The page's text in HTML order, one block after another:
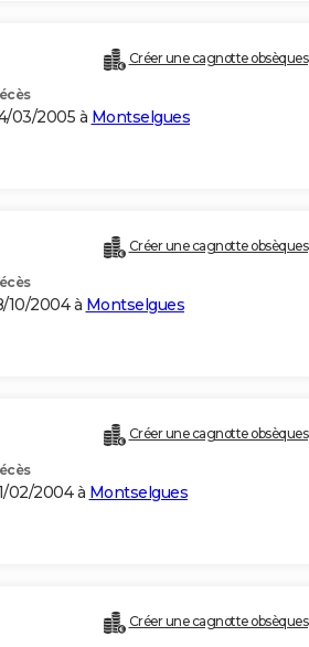
Créer une cagnotte obsèques
03/2005 à Montselgues
Créer une cagnotte obsèques
10/2004 à Montselgues
Créer une cagnotte obsèques
02/2004 à Montselgues
Créer une cagnotte obsèques